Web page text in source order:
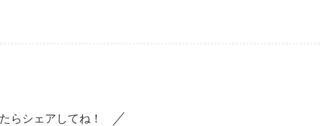
らシェアしてね！